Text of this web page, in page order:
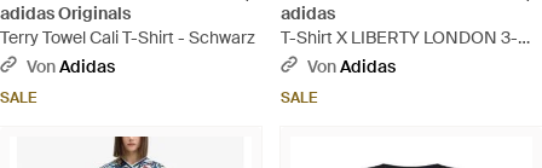
adidas Originals
Terry Towel Cali T-Shirt - Schwarz
VonAdidas
SALE
adidas
T-Shirt X LIBERTY LONDON 3-
STREIFEN - Grün
VonAdidas
SALE